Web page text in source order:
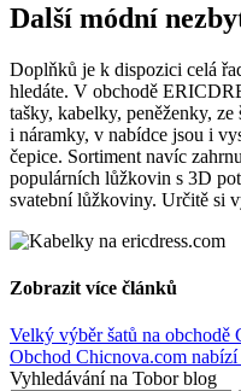
Další módní
Doplňků je k dispozici celá
hledáte. V obchodě
tašky, kabelky, peněženky,
i náramky, v nabídce jsou i
čepice. Sortiment navíc
populárních lůžkovin s 3D
svatební lůžkoviny. Určitě si
Zobrazit více článků
Velký výběr šatů na obchodě
Obchod Chicnova.com
Vyhledávání na Tobor blog